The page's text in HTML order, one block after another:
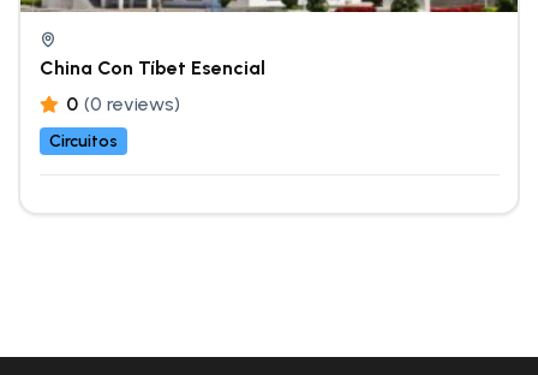
China Con Tíbet Esencial
0 (0 reviews)
Circuitos